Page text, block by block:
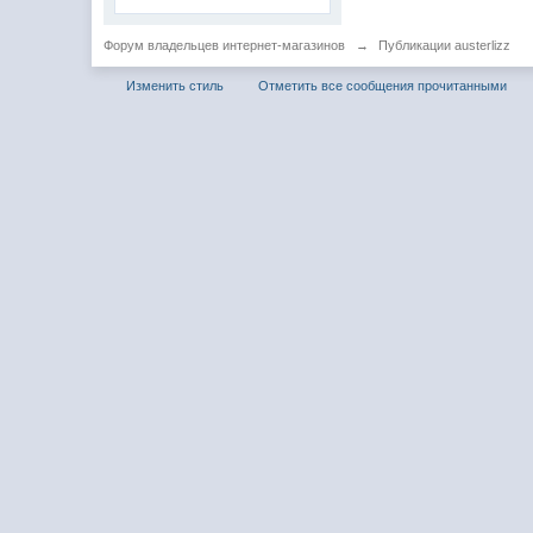
Форум владельцев интернет-магазинов → Публикации austerlizz
Изменить стиль Отметить все сообщения прочитанными